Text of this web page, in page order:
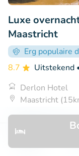
Luxe
Maastricht
Erg populaire
8.7
Uitstekend
Derlon Hotel
Maastricht
Verkocht: 268